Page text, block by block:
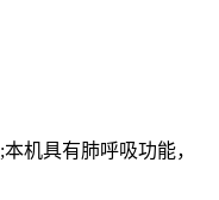
;本机具有肺呼吸功能，